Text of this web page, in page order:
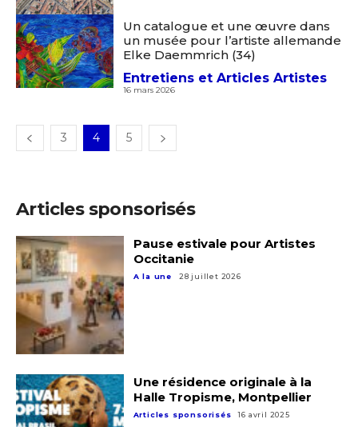
J'accepte lestermes et conditions
* Champ obligatoire
Un catalogue et une œuvre dans
un musée pour l’artiste allemande
Elke Daemmrich (34)
Entretiens et Articles Artistes
16 mars 2026
3 4 5
Articles sponsorisés
Pause estivale pour Artistes
Occitanie
A la une 28 juillet 2026
Une résidence originale à la
Halle Tropisme, Montpellier
Articles sponsorisés 16 avril 2025